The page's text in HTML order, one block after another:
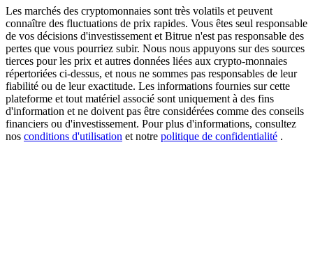
Deposit & Trade BTC to Share 25000 USDT prize pool!
Deposit CASHCAT & Win
Share 500000 CASHCAT prize pool
Les marchés des cryptomonnaies sont très volatils et peuvent
connaître des fluctuations de prix rapides. Vous êtes seul responsable
de vos décisions d'investissement et Bitrue n'est pas responsable des
pertes que vous pourriez subir. Nous nous appuyons sur des sources
tierces pour les prix et autres données liées aux crypto-monnaies
répertoriées ci-dessus, et nous ne sommes pas responsables de leur
fiabilité ou de leur exactitude. Les informations fournies sur cette
plateforme et tout matériel associé sont uniquement à des fins
d'information et ne doivent pas être considérées comme des conseils
financiers ou d'investissement. Pour plus d'informations, consultez
nos conditions d'utilisation et notre politique de confidentialité .